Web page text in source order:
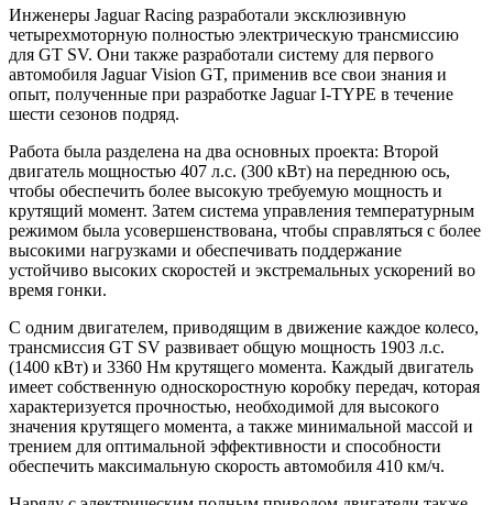
Инженеры Jaguar Racing разработали эксклюзивную
четырехмоторную полностью электрическую трансмиссию
для GT SV. Они также разработали систему для первого
автомобиля Jaguar Vision GT, применив все свои знания и
опыт, полученные при разработке Jaguar I-TYPE в течение
шести сезонов подряд.
Работа была разделена на два основных проекта: Второй
двигатель мощностью 407 л.с. (300 кВт) на переднюю ось,
чтобы обеспечить более высокую требуемую мощность и
крутящий момент. Затем система управления температурным
режимом была усовершенствована, чтобы справляться с более
высокими нагрузками и обеспечивать поддержание
устойчиво высоких скоростей и экстремальных ускорений во
время гонки.
С одним двигателем, приводящим в движение каждое колесо,
трансмиссия GT SV развивает общую мощность 1903 л.с.
(1400 кВт) и 3360 Нм крутящего момента. Каждый двигатель
имеет собственную односкоростную коробку передач, которая
характеризуется прочностью, необходимой для высокого
значения крутящего момента, а также минимальной массой и
трением для оптимальной эффективности и способности
обеспечить максимальную скорость автомобиля 410 км/ч.